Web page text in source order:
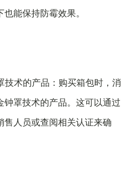
能保持防霉效果。
技术的产品：购买箱包时，消
钟罩技术的产品。这可以通过
售人员或查阅相关认证来确